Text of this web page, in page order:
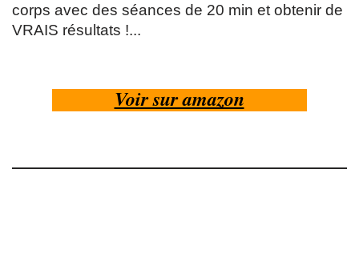
corps avec des séances de 20 min et obtenir de
VRAIS résultats !...
Voir sur amazon